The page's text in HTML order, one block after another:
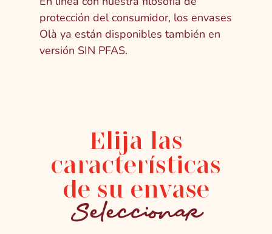
protección del consumidor, los envases
Olà ya están disponibles también en
versión SIN PFAS.
Elija las
características
de su envase
Seleccionar